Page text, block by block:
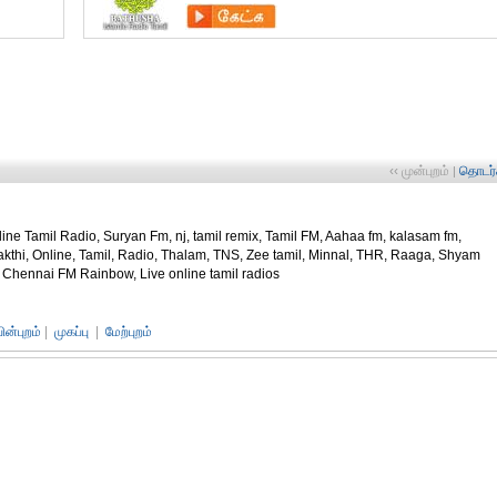
‹‹ முன்புறம் |
Tamil Radio, Suryan Fm, nj, tamil remix, Tamil FM, Aahaa fm, kalasam fm,
Online, Tamil, Radio, Thalam, TNS, Zee tamil, Minnal, THR, Raaga, Shyam
FM Rainbow, Live online tamil radios
முகப்பு மேற்புறம்